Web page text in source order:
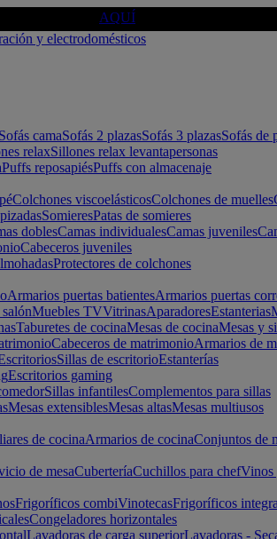
AQUÍ
Sofás camaSofás 2 plazasSofás 3 plazasSofás de
relaxSillones relax levantapersonas
Puffs reposapiésPuffs con almacenaje
Colchones viscoelásticosColchones de muelles
SomieresPatas de somieres
doblesCamas individualesCamas juveniles
Cabeceros juveniles
Protectores de colchones
Armarios puertas batientesArmarios puertas
Muebles TVVitrinasAparadoresEstanterias
Taburetes de cocinaMesas de cocinaMesas y
Cabeceros de matrimonioArmarios de
Sillas de escritorioEstanterías
Escritorios gaming
Sillas infantilesComplementos para sillas
Mesas extensiblesMesas altasMesas multiusos
de cocinaArmarios de cocinaConjuntos de
de mesaCuberteríaCuchillos para chefVinos
Frigoríficos combiVinotecasFrigoríficos
Congeladores horizontales
Lavadoras de carga superiorLavadoras -